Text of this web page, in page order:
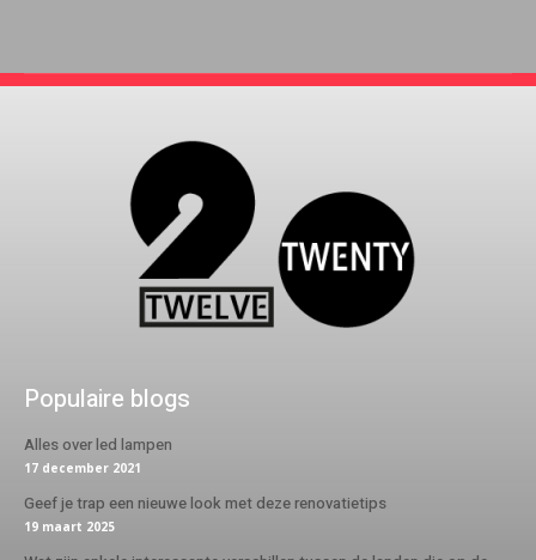
Populaire blogs
Alles over led lampen
17 december 2021
Geef je trap een nieuwe look met deze renovatietips
19 maart 2025